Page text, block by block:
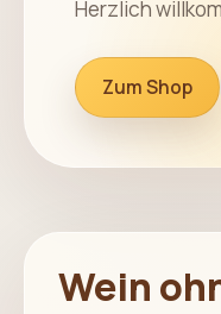
Herzlich
Zum Shop
Wein